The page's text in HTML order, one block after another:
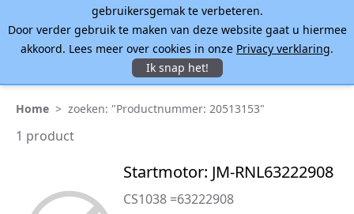
gebruikersgemak te verbeteren.
Door verder gebruik te maken van deze website gaat u hiermee
akkoord. Lees meer over cookies in onze Privacy verklaring.
Ik snap het!
Home > zoeken: "Productnummer: 20513153"
1 product
Startmotor: JM-RNL63222908
CS1038 =63222908